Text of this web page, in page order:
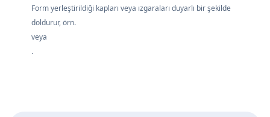
Form yerleştirildiği kapları veya ızgaraları duyarlı bir şekilde
doldurur, örn.
veya
.